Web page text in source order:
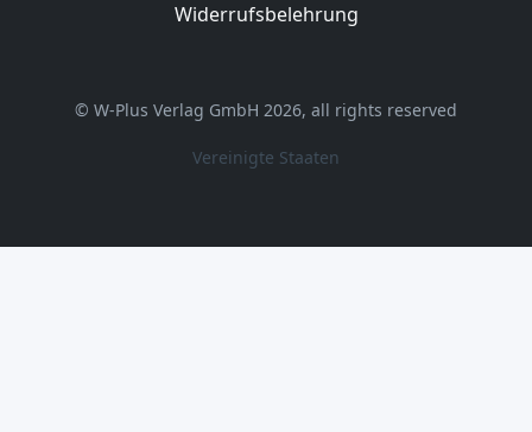
Widerrufsbelehrung
© W-Plus Verlag GmbH 2026, all rights reserved
Vereinigte Staaten